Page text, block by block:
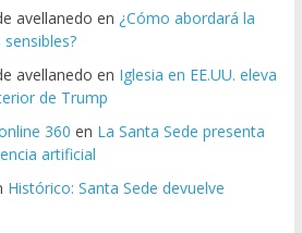
avellanedo en ¿Cómo abordará la
avellanedo en Iglesia en EE.UU. eleva
de Trump
360 en La Santa Sede presenta
artificial
Histórico: Santa Sede devuelve